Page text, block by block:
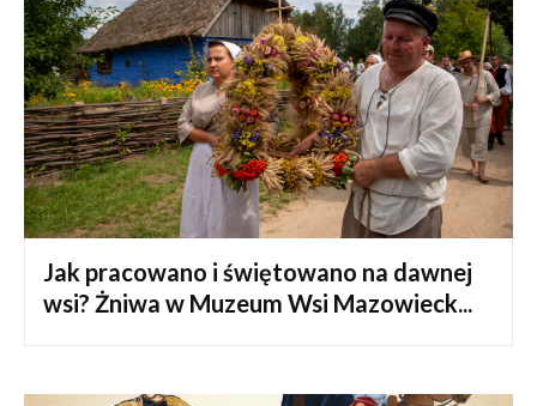
Jak pracowano i świętowano na dawnej
wsi? Żniwa w Muzeum Wsi Mazowieck...